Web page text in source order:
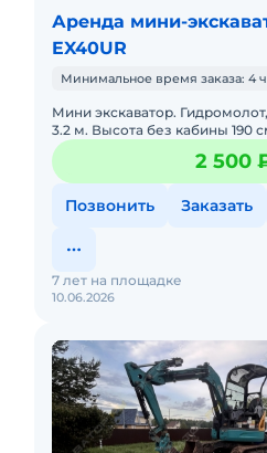
Аренда мини-
EX40UR
Минимальное время заказа: 4
Мини экскаватор.
3.2 м. Высота без кабины 190
бассейны. Можем копать
оплачи
2 500
Позвонить Заказать
10.06.2026
7 лет на площадке